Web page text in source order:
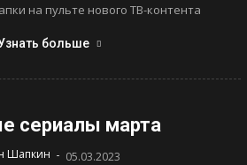
на пульте нового ТВ-контента
больше
сериалы марта
Шапкин - 05.03.2023